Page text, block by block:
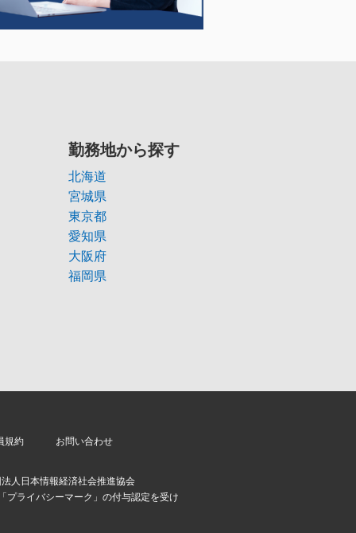
勤務地から探す
北海道
宮城県
東京都
愛知県
大阪府
福岡県
規約 お問い合わせ
人日本情報経済社会推進協会
プライバシーマーク」の付与認定を受け